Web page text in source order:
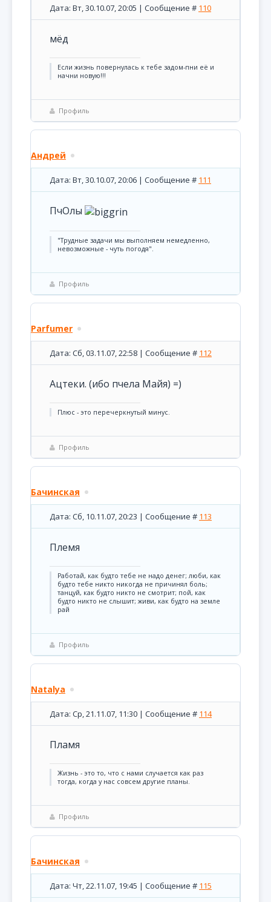
Дата: Вт, 30.10.07, 20:05 | Сообщение # 110
мёд
Если жизнь повернулась к тебе задом-пни её и
начни новую!!!
Профиль
Андрей
Дата: Вт, 30.10.07, 20:06 | Сообщение # 111
ПчОлы
"Трудные задачи мы выполняем немедленно,
невозможные - чуть погодя".
Профиль
Parfumer
Дата: Сб, 03.11.07, 22:58 | Сообщение # 112
Ацтеки. (ибо пчела Майя) =)
Плюс - это перечеркнутый минус.
Профиль
Бачинская
Дата: Сб, 10.11.07, 20:23 | Сообщение # 113
Племя
Pаботай, как будто тебе не надо денег; люби, как
будто тебе никто никогда не причинял боль;
танцуй, как будто никто не смотрит; пой, как
будто никто не слышит; живи, как будто на земле
рай
Профиль
Natalya
Дата: Ср, 21.11.07, 11:30 | Сообщение # 114
Пламя
Жизнь - это то, что с нами случается как раз
тогда, когда у нас совсем другие планы.
Профиль
Бачинская
Дата: Чт, 22.11.07, 19:45 | Сообщение # 115